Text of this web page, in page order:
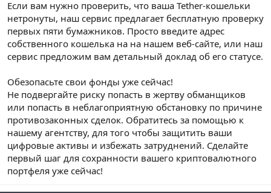
Если вам нужно проверить, что ваша Tether-кошельки
нетронуты, наш сервис предлагает бесплатную проверку
первых пяти бумажников. Просто введите адрес
собственного кошелька на на нашем веб-сайте, или наш
сервис предложим вам детальный доклад об его статусе.
Обезопасьте свои фонды уже сейчас!
Не подвергайте риску попасть в жертву обманщиков
или попасть в неблагоприятную обстановку по причине
противозаконных сделок. Обратитесь за помощью к
нашему агентству, для того чтобы защитить ваши
цифровые активы и избежать затруднений. Сделайте
первый шаг для сохранности вашего криптовалютного
портфеля уже сейчас!